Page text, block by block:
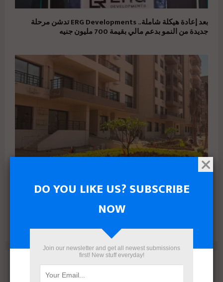
بعد إعادة هيكلة شاملة.. ERG Developments تدشن مرحلة
جديدة من النمو بدعم مالي بقيمة 700 مليون جنيه
للتطوير العقاري لطرح وحدات جاهزة بالعاصمة الإدارية
Archives
DO YOU LIKE US? SUBSCRIBE
NOW
Join our newsletter and get all newest submissions
first! New stuff everyday!